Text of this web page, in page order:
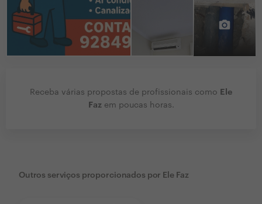
Receba várias propostas de profissionais como Ele
Fazem poucas horas.
Outros serviços proporcionados por Ele Faz